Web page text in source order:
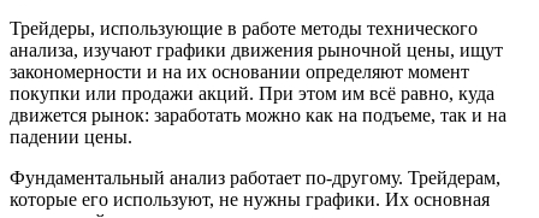
Трейдеры, использующие в работе методы технического
анализа, изучают графики движения рыночной цены, ищут
закономерности и на их основании определяют момент
покупки или продажи акций. При этом им всё равно, куда
движется рынок: заработать можно как на подъеме, так и на
падении цены.
Фундаментальный анализ работает по-другому. Трейдерам,
которые его используют, не нужны графики. Их основная